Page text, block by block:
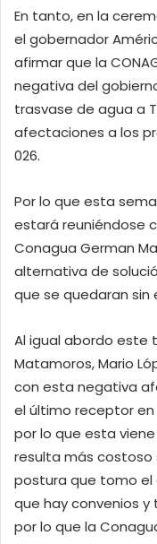
En tanto, en la
el gobernador
afirmar que la
negativa del
trasvase de agua a
afectaciones a los
026.
Por lo que esta
estará reuniéndose
Conagua German
alternativa de
que se quedaran sin
Al igual abordo este
Matamoros, Mario
con esta negativa
el último receptor en
por lo que esta
resulta más costoso
postura que tomo el
que hay convenios
por lo que la